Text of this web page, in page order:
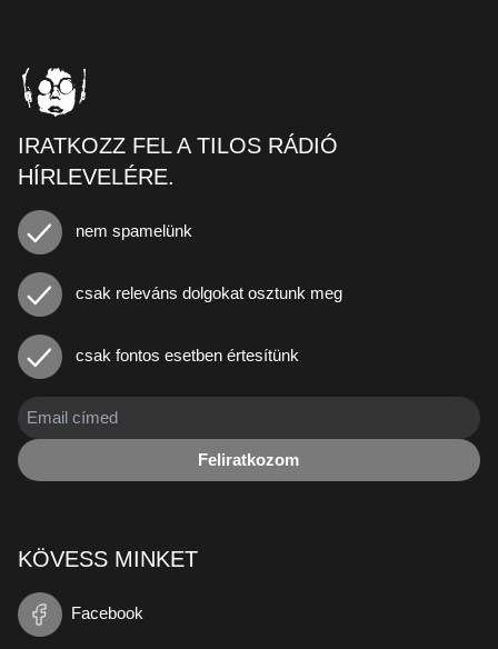
IRATKOZZ FEL A TILOS RÁDIÓ
HÍRLEVELÉRE.
nem spamelünk
csak releváns dolgokat osztunk meg
csak fontos esetben értesítünk
Feliratkozom
KÖVESS MINKET
Facebook